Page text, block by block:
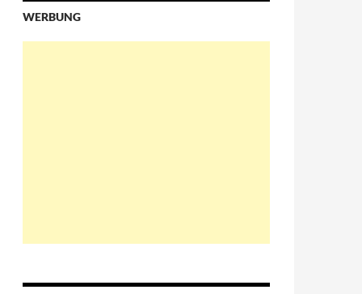
WERBUNG